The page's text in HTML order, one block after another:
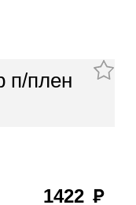
п/плен
1422 руб